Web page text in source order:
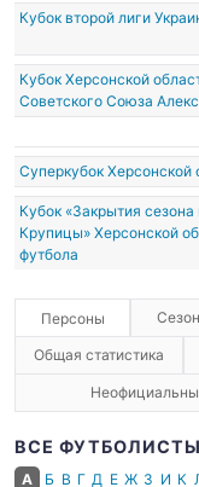
Кубок второй лиги
Кубок Херсонской
Советского Союза
Суперкубок Херсонской
Кубок «Закрытия
Крупицы» Херсонской
футбола
Персоны
Общая статистика
ВСЕ ФУТБОЛИСТЫ
А Б В Г Д Е Ж З И К